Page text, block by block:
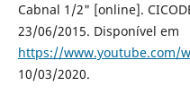
Cabnal 1/2" [online].
23/06/2015. Disponível em
https://www.youtube.com/
10/03/2020.